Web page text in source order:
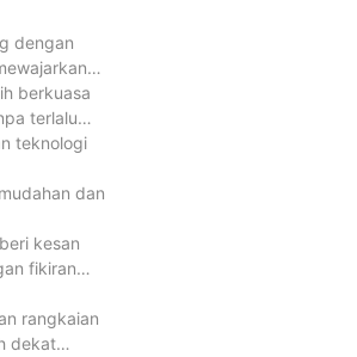
dengan
berkuasa
terlalu
teknologi
dan
kesan
fikiran
rangkaian
dekat